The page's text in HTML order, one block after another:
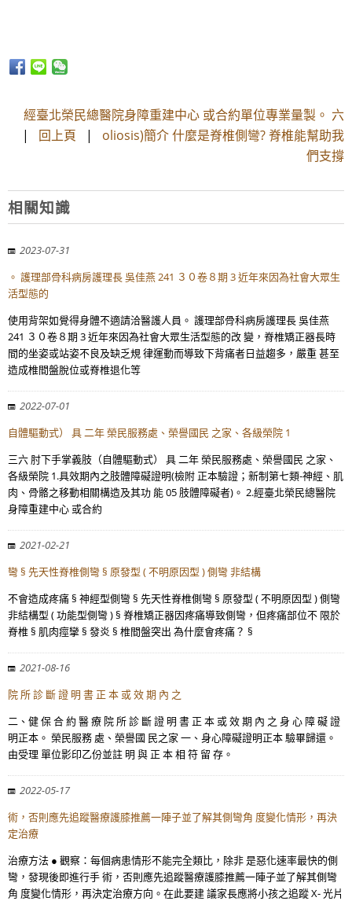
經臺北榮民總醫院身障重建中心 或合約單位專業量製。 六
| 回上頁 | oliosis)簡介 什麼是脊椎側彎? 脊椎能幫助我
們支撐
相關知識
2023-07-31
。 護理部骨科病房護理長 吳佳燕 241 ３０卷８期 3 近年來因為社會大眾生
活型態的
使用背架如覺得身體不適請洽醫護人員。 護理部骨科病房護理長 吳佳燕
241 ３０卷８期 3 近年來因為社會大眾生活型態的改 變，脊椎矯正器長時
間的坐姿或站姿不良及缺乏規 律運動而導致下背痛者日益趨多，嚴重 甚至
造成椎間盤脫位或脊椎退化等
2022-07-01
自體驅動式） 具 二年 榮民服務處、榮譽國民 之家、各級榮院 1
三六 肘下手掌義肢（自體驅動式） 具 二年 榮民服務處、榮譽國民 之家、
各級榮院 1.具效期內之肢體障礙證明(檢附 正本驗證；新制第七類-神經、肌
肉、骨骼之移動相關構造及其功 能 05 肢體障礙者)。 2.經臺北榮民總醫院
身障重建中心 或合約
2021-02-21
彎 § 先天性脊椎側彎 § 原發型 ( 不明原因型 ) 側彎 非結構
不會造成疼痛 § 神經型側彎 § 先天性脊椎側彎 § 原發型 ( 不明原因型 ) 側彎
非結構型 ( 功能型側彎 ) § 脊椎矯正器因疼痛導致側彎，但疼痛部位不 限於
脊椎 § 肌肉痙攣 § 發炎 § 椎間盤突出 為什麼會疼痛？ §
2021-08-16
院 所 診 斷 證 明 書 正 本 或 效 期 內 之
二、健 保 合 約 醫 療 院 所 診 斷 證 明 書 正 本 或 效 期 內 之 身 心 障 礙 證
明正本。 榮民服務 處、榮譽國 民之家 一、身心障礙證明正本 驗畢歸還。
由受理 單位影印乙份並註 明 與 正 本 相 符 留 存。
2022-05-17
術，否則應先追蹤醫療護膝推薦一陣子並了解其側彎角 度變化情形，再決
定治療
治療方法 ● 觀察：每個病患情形不能完全類比，除非 是惡化速率最快的側
彎，發現後即進行手 術，否則應先追蹤醫療護膝推薦一陣子並了解其側彎
角 度變化情形，再決定治療方向。在此要建 議家長應將小孩之追蹤 X- 光片